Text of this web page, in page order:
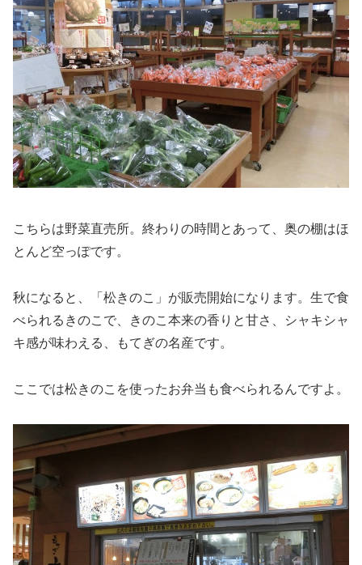
こちらは野菜直売所。終わりの時間とあって、奥の棚はほ
とんど空っぽです。
秋になると、「松きのこ」が販売開始になります。生で食
べられるきのこで、きのこ本来の香りと甘さ、シャキシャ
キ感が味わえる、もてぎの名産です。
ここでは松きのこを使ったお弁当も食べられるんですよ。